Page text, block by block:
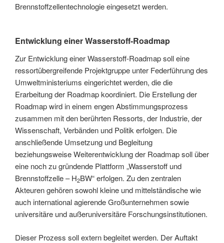
Brennstoffzellentechnologie eingesetzt werden.
Entwicklung einer Wasserstoff-Roadmap
Zur Entwicklung einer Wasserstoff-Roadmap soll eine
ressortübergreifende Projektgruppe unter Federführung des
Umweltministeriums eingerichtet werden, die die
Erarbeitung der Roadmap koordiniert. Die Erstellung der
Roadmap wird in einem engen Abstimmungsprozess
zusammen mit den berührten Ressorts, der Industrie, der
Wissenschaft, Verbänden und Politik erfolgen. Die
anschließende Umsetzung und Begleitung
beziehungsweise Weiterentwicklung der Roadmap soll über
eine noch zu gründende Plattform „Wasserstoff und
Brennstoffzelle – H2BW“ erfolgen. Zu den zentralen
Akteuren gehören sowohl kleine und mittelständische wie
auch international agierende Großunternehmen sowie
universitäre und außeruniversitäre Forschungsinstitutionen.
Dieser Prozess soll extern begleitet werden. Der Auftakt